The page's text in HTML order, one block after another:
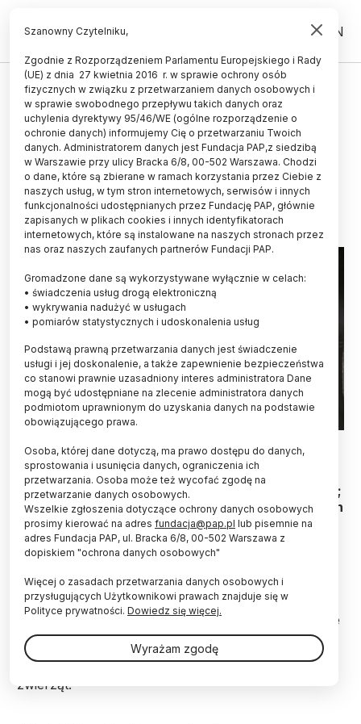
PL EN
ŚWIAT
Parki narodowe chronią dziką
przyrodę także poza swoimi
granicami
29.08.2023
aktualizacja: 29.08.2023
2 minuty czytania
Parki narodowe nie tylko zwiększają
bioróżnorodność ptaków w obrębie swoich granic;
wpierają także różnorodność ssaków na pobliskich
obszarach niechronionych - czytamy w
najnowszym wydaniu czasopisma „Nature”.
Naukowcy z Uniwersytetu Montana, wraz z innymi
ośrodkami badawczymi z całego świata oraz
partnerami z NASAustalili, że masowe rozszerzanie
zasięgu globalnegoobszaru chronionego, choć
trudne i kosztowne, jest potrzebne i niezwykle
zwierząt.
Szanowny Czytelniku,
Zgodnie z Rozporządzeniem Parlamentu Europejskiego i Rady
(UE) z dnia 27 kwietnia 2016 r. w sprawie ochrony osób
fizycznych w związku z przetwarzaniem danych osobowych i
w sprawie swobodnego przepływu takich danych oraz
uchylenia dyrektywy 95/46/WE (ogólne rozporządzenie o
ochronie danych) informujemy Cię o przetwarzaniu Twoich
danych. Administratorem danych jest Fundacja PAP,z siedzibą
w Warszawie przy ulicy Bracka 6/8, 00-502 Warszawa. Chodzi
o dane, które są zbierane w ramach korzystania przez Ciebie z
naszych usług, w tym stron internetowych, serwisów i innych
funkcjonalności udostępnianych przez Fundację PAP, głównie
zapisanych w plikach cookies i innych identyfikatorach
internetowych, które są instalowane na naszych stronach przez
nas oraz naszych zaufanych partnerów Fundacji PAP.
Gromadzone dane są wykorzystywane wyłącznie w celach:
• świadczenia usług drogą elektroniczną
• wykrywania nadużyć w usługach
• pomiarów statystycznych i udoskonalenia usług
Podstawą prawną przetwarzania danych jest świadczenie
usługi i jej doskonalenie, a także zapewnienie bezpieczeństwa
co stanowi prawnie uzasadniony interes administratora Dane
mogą być udostępniane na zlecenie administratora danych
podmiotom uprawnionym do uzyskania danych na podstawie
obowiązującego prawa.
Osoba, której dane dotyczą, ma prawo dostępu do danych,
sprostowania i usunięcia danych, ograniczenia ich
przetwarzania. Osoba może też wycofać zgodę na
przetwarzanie danych osobowych.
Wszelkie zgłoszenia dotyczące ochrony danych osobowych
prosimy kierować na adres fundacja@pap.pl lub pisemnie na
adres Fundacja PAP, ul. Bracka 6/8, 00-502 Warszawa z
dopiskiem "ochrona danych osobowych"
Więcej o zasadach przetwarzania danych osobowych i
przysługujących Użytkownikowi prawach znajduje się w
Polityce prywatności. Dowiedz się więcej.
Wyrażam zgodę